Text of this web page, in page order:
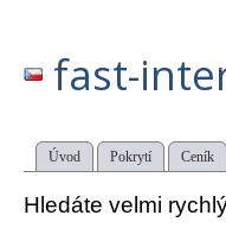
fast-
Úvod Pokrytí Ceník
Hledáte velmi